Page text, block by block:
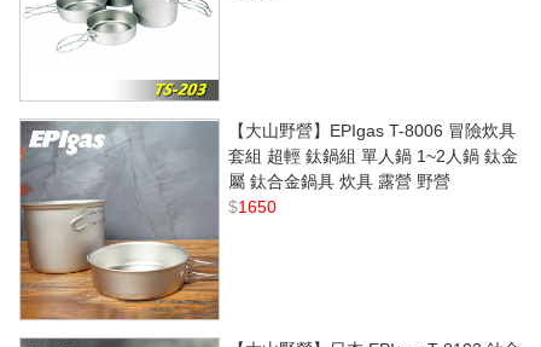
【大山野營】EPIgas T-8006 冒險炊具
套組 超輕 鈦鍋組 單人鍋 1~2人鍋 鈦金
屬 鈦合金鍋具 炊具 露營 野營
$1650